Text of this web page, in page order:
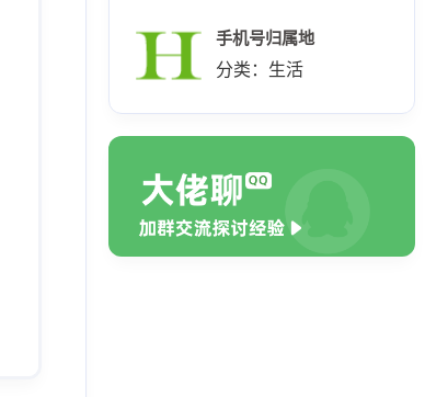
手机号归属地
分类：生活